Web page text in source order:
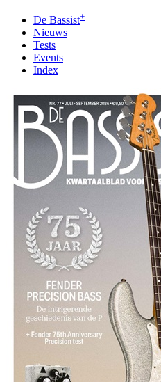
De Bassist+
Nieuws
Tests
Events
Index